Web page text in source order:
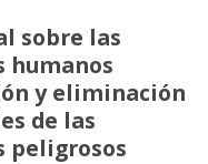
sobre las
humanos
y eliminación
de las
peligrosos